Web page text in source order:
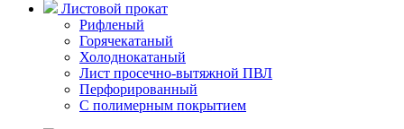
Листовой прокат
Рифленый
Горячекатаный
Холоднокатаный
Лист просечно-вытяжной ПВЛ
Перфорированный
C полимерным покрытием